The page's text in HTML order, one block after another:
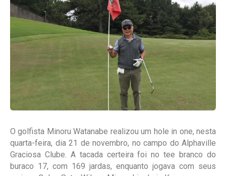
O golfista Minoru Watanabe realizou um hole in one, nesta
quarta-feira, dia 21 de novembro, no campo do Alphaville
Graciosa Clube. A tacada certeira foi no tee branco do
buraco 17, com 169 jardas, enquanto jogava com seus